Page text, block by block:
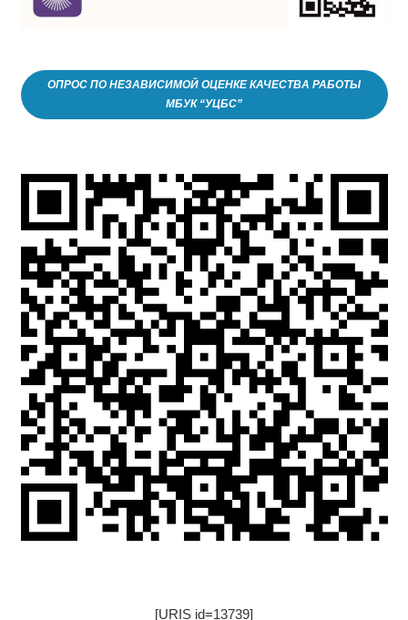
ОПРОС ПО НЕЗАВИСИМОЙ ОЦЕНКЕ КАЧЕСТВА РАБОТЫ
МБУК “УЦБС”
[URIS id=13739]